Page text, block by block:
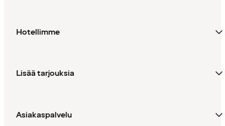
Hotellimme
Lisää tarjouksia
Asiakaspalvelu